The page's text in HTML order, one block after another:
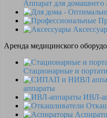
Аппарат для домашнего
Аренда медицинского
Стационарные и
аппараты
ИВЛ-